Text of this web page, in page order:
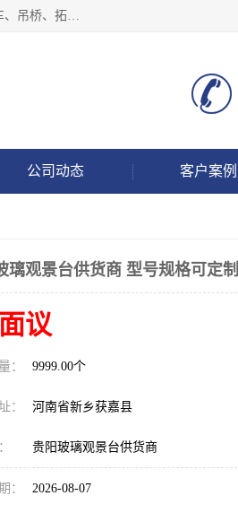
新乡市鑫豫游乐设备有限公司成立于2018年，注册地位于河南省。经营范围包括游乐设备、滑索、滑道、空中自行车、吊桥、拓展器材、攀岩器材、趣桥、悬崖秋千、网红桥、儿童乐园设备、水上乐园设备、丛林穿越设备、音乐呐喊设备、轨道滑车、栈道、玻璃滑道、观景平台、景观包装的设计、制造、销售、安装、维修，景区策划服务。
公司动态 客户案例
璃观景台供货商 型号规格可定制
面议
： 9999.00个
： 河南省新乡获嘉县
贵阳玻璃观景台供货商
： 2026-08-07